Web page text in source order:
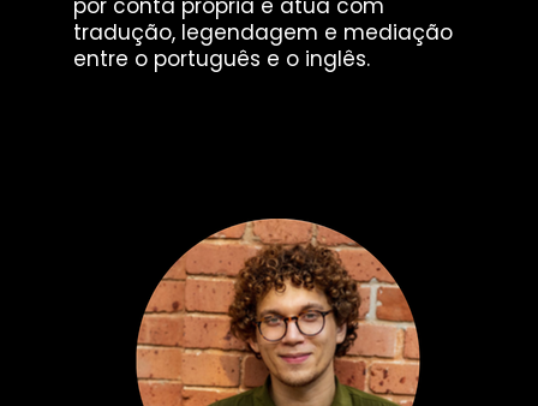
por conta própria e atua com
tradução, legendagem e mediação
entre o português e o inglês.